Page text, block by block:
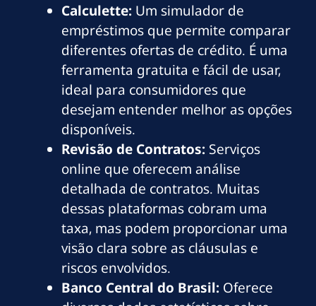
Calculette: Um simulador de
empréstimos que permite comparar
diferentes ofertas de crédito. É uma
ferramenta gratuita e fácil de usar,
ideal para consumidores que
desejam entender melhor as opções
disponíveis.
Revisão de Contratos: Serviços
online que oferecem análise
detalhada de contratos. Muitas
dessas plataformas cobram uma
taxa, mas podem proporcionar uma
visão clara sobre as cláusulas e
riscos envolvidos.
Banco Central do Brasil: Oferece